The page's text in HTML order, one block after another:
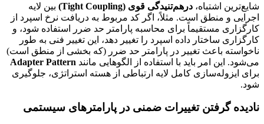
شایع‌ترین اشتباه، درهم‌تنیدگی قوی (Tight Coupling)
بین لایه
اجرایی و منطق است. مثلاً، اگر کد مربوط به دریافت نرخ اسپرد از
کارگزاری مستقیماً برای محاسبه پارامتر حد ضرر استفاده شود، و
کارگزاری ساختار داده اسپرد را تغییر دهد، این تغییر فنی به طور
ناخواسته باعث تغییر در پارامتر حد ضرر (که بخشی از منطق است)
می‌شود. این امر باید با استفاده از الگوهایی مانند Adapter Pattern
برای ایزوله‌سازی کامل لایه ارتباطی از هسته استراتژی، جلوگیری
شود.
نادیده گرفتن تغییرات ضمنی در پارامترهای سیستمی